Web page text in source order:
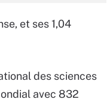
et ses 1,04
des sciences
avec 832